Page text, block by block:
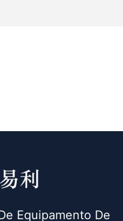
Equipamento De